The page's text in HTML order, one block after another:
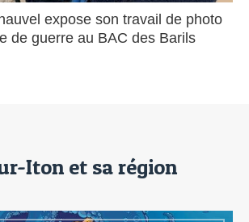
expose son travail de photo
de guerre au BAC des Barils
Iton et sa région